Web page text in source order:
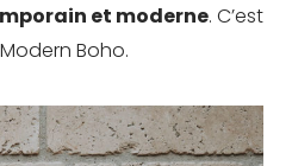
et moderne. C’est
Boho.